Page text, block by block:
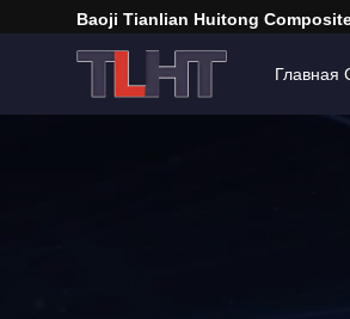
Baoji Tianlian Huitong
Главная